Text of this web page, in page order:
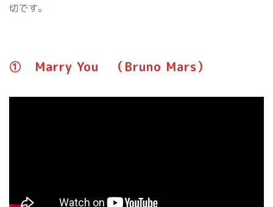
切です。
➀ Marry You （Bruno Mars）